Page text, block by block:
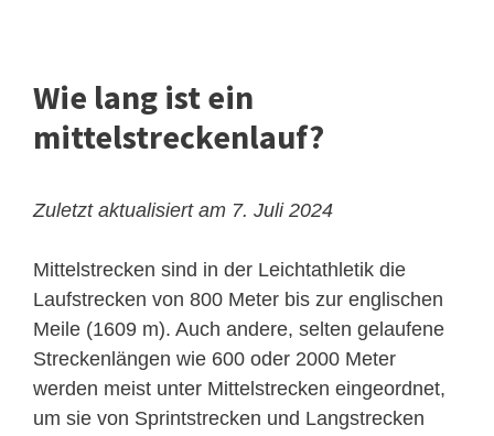
Wie lang ist ein
mittelstreckenlauf?
Zuletzt aktualisiert am 7. Juli 2024
Mittelstrecken sind in der Leichtathletik die
Laufstrecken von 800 Meter bis zur englischen
Meile (1609 m). Auch andere, selten gelaufene
Streckenlängen wie 600 oder 2000 Meter
werden meist unter Mittelstrecken eingeordnet,
um sie von Sprintstrecken und Langstrecken